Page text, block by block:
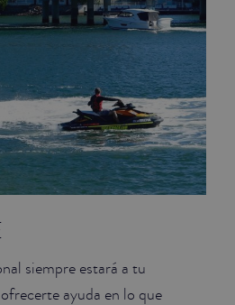
siempre estará a tu
ayuda en lo que